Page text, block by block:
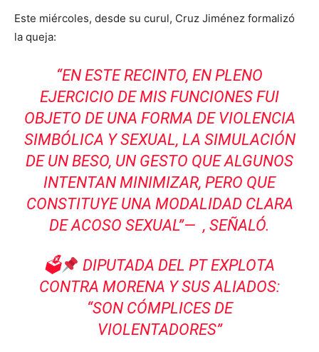
Este miércoles, desde su curul, Cruz Jiménez formalizó
la queja:
“EN ESTE RECINTO, EN PLENO
EJERCICIO DE MIS FUNCIONES FUI
OBJETO DE UNA FORMA DE VIOLENCIA
SIMBÓLICA Y SEXUAL, LA SIMULACIÓN
DE UN BESO, UN GESTO QUE ALGUNOS
INTENTAN MINIMIZAR, PERO QUE
CONSTITUYE UNA MODALIDAD CLARA
DE ACOSO SEXUAL”— , SEÑALÓ.
🗳
DIPUTADA DEL PT EXPLOTA
CONTRA MORENA Y SUS ALIADOS:
“SON CÓMPLICES DE
VIOLENTADORES”